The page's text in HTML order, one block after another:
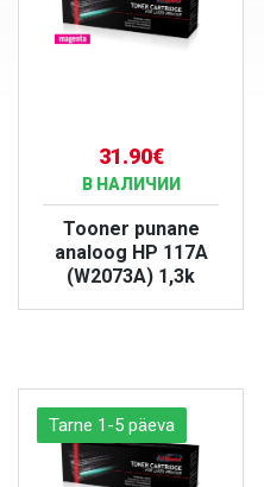
31.90€
В НАЛИЧИИ
Tooner punane
analoog HP 117A
(W2073A) 1,3k
Tarne 1-5 päeva